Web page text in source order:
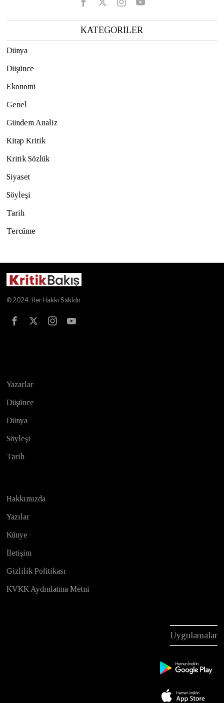
KATEGORİLER
Dünya
Düşünce
Ekonomi
Genel
Gündem Analiz
Kitap Kritik
Kritik Sözlük
Siyaset
Söyleşi
Tarih
Tercüme
© 2024. Her Hakkı Sakldır
Yazarlar
Düşünce
Dünya
Söyleşi
Tarih
Hakkımızda
Yazılar
Künye
İletişim
Gizlilik Politikası
KVKK Aydınlatma Metni
Uygulamalar